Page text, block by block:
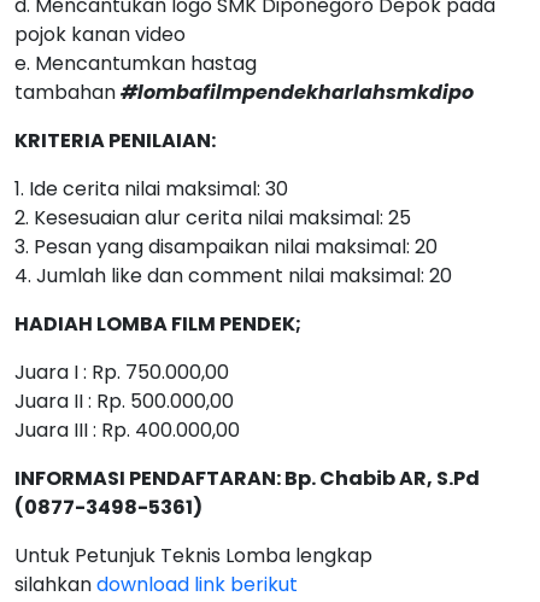
pojok kanan video
e. Mencantumkan hastag
tambahan#lombafilmpendekharlahsmkdipo
KRITERIA PENILAIAN:
1. Ide cerita nilai maksimal: 30
2. Kesesuaian alur cerita nilai maksimal: 25
3. Pesan yang disampaikan nilai maksimal: 20
4. Jumlah like dan comment nilai maksimal: 20
HADIAH LOMBA FILM PENDEK;
Juara I : Rp. 750.000,00
Juara II : Rp. 500.000,00
Juara III : Rp. 400.000,00
INFORMASI PENDAFTARAN: Bp. Chabib AR, S.Pd
(0877-3498-5361)
Untuk Petunjuk Teknis Lomba lengkap
silahkandownload link berikut